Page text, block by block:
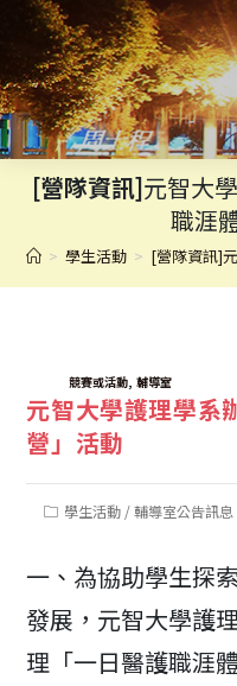
轉
至
主
[營隊資訊]元智大
職涯
> 學生活動 > [營隊資訊]
TAGS:競賽或活動, 輔導室
元智大學護理學系
營」活動
Post學生活動 / 輔導室公告訊息
一、為協助學生探
發展，元智大學護
理「一日醫護職涯